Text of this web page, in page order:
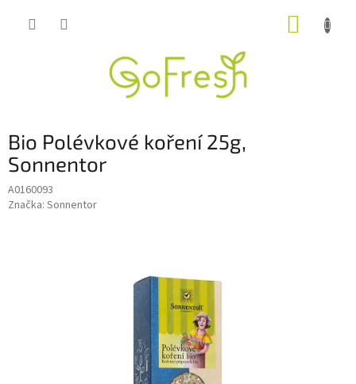
Bio Polévkové koření 25g,
Sonnentor
A0160093
Značka: Sonnentor